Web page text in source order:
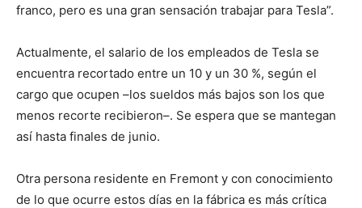
franco, pero es una gran sensación trabajar para Tesla”.
Actualmente, el salario de los empleados de Tesla se
encuentra recortado entre un 10 y un 30 %, según el
cargo que ocupen –los sueldos más bajos son los que
menos recorte recibieron–. Se espera que se mantegan
así hasta finales de junio.
Otra persona residente en Fremont y con conocimiento
de lo que ocurre estos días en la fábrica es más crítica